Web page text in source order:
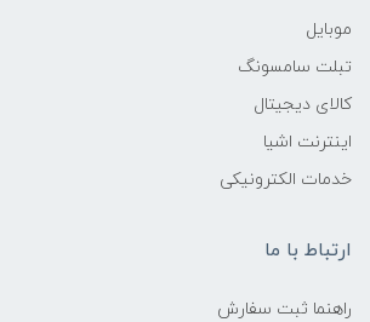
موبایل
تبلت سامسونگ
کالای دیجیتال
اینترنت اشیا
خدمات الکترونیکی
ارتباط با ما
راهنما ثبت سفارش